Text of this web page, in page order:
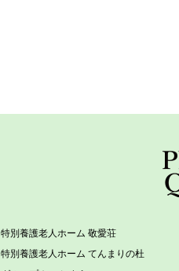
特別養護老人ホーム 敬愛荘
特別養護老人ホーム てんまりの杜